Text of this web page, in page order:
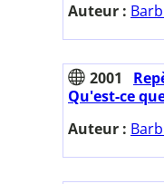
Auteur :
2001
Qu'est-ce
Auteur :